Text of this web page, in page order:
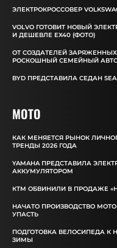
ЭЛЕКТРОКРОССОВЕР
VOLVO ГОТОВИТ НОВЫЙ
И ДЕШЕВЛЕ EX40 (ФОТО)
ОТ СОЗДАТЕЛЕЙ ЗАРЯЖЕННЫХ
РОСКОШНЫЙ СЕМЕЙНЫЙ
BYD ПРЕДСТАВИЛА СЕДАН
MOTO
КАК МЕНЯЕТСЯ РЫНОК
ТРЕНДЫ 2026 ГОДА
YAMAHA ПРЕДСТАВИЛА
АККУМУЛЯТОРОМ
КТМ ОБВИНИЛИ В ПРОДАЖЕ
НАЧАТО ПРОИЗВОДСТВО
УПАСТЬ
ПОДГОТОВКА ВЕЛОСИПЕДА К
ЗИМЫ